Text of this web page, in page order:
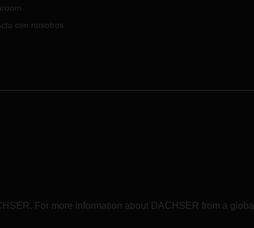
con nosotros
For more information about DACHSER from a global